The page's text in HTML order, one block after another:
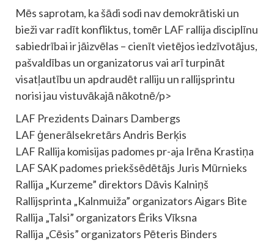
Mēs saprotam, ka šādi sodi nav demokrātiski un
bieži var radīt konfliktus, tomēr LAF rallija disciplīnu
sabiedrībai ir jāizvēlas – cienīt vietējos iedzīvotājus,
pašvaldības un organizatorus vai arī turpināt
visatļautību un apdraudēt ralliju un rallijsprintu
norisi jau vistuvākajā nākotnē/p>
LAF Prezidents Dainars Dambergs
LAF ģenerālsekretārs Andris Berķis
LAF Rallija komisijas padomes pr-aja Irēna Krastiņa
LAF SAK padomes priekšsēdētājs Juris Mūrnieks
Rallija „Kurzeme” direktors Dāvis Kalniņš
Rallijsprinta „Kalnmuiža” organizators Aigars Bite
Rallija „Talsi” organizators Ēriks Vīksna
Rallija „Cēsis” organizators Pēteris Binders